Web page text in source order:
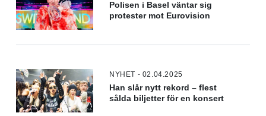
Polisen i Basel väntar sig
protester mot Eurovision
NYHET - 02.04.2025
Han slår nytt rekord – flest
sålda biljetter för en konsert